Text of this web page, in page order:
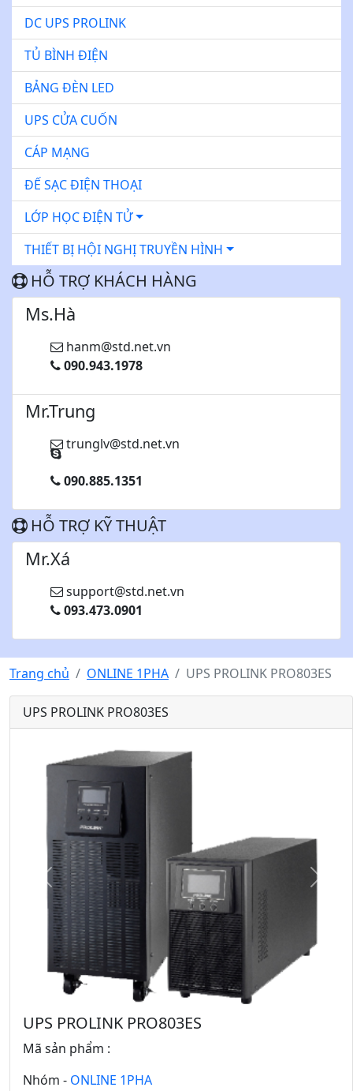
DC UPS PROLINK
TỦ BÌNH ĐIỆN
BẢNG ĐÈN LED
UPS CỬA CUỐN
CÁP MẠNG
ĐẾ SẠC ĐIỆN THOẠI
LỚP HỌC ĐIỆN TỬ
THIẾT BỊ HỘI NGHỊ TRUYỀN HÌNH
HỖ TRỢ KHÁCH HÀNG
Ms.Hà
hanm@std.net.vn
090.943.1978
Mr.Trung
trunglv@std.net.vn
090.885.1351
HỖ TRỢ KỸ THUẬT
Mr.Xá
support@std.net.vn
093.473.0901
Trang chủ ONLINE 1PHA UPS PROLINK PRO803ES
UPS PROLINK PRO803ES
Q
u
T
p
UPS PROLINK PRO803ES
Mã sản phẩm :
Nhóm - ONLINE 1PHA